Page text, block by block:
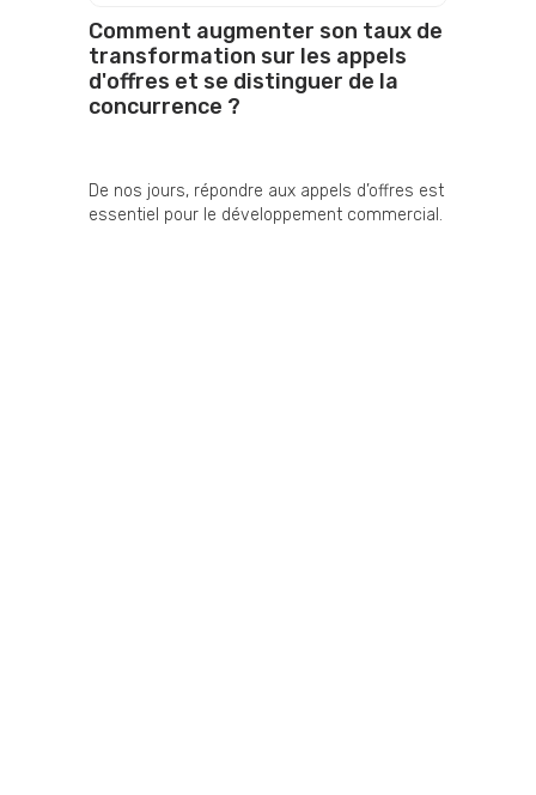
Comment augmenter son taux de
transformation sur les appels
d'offres et se distinguer de la
concurrence ?
De nos jours, répondre aux appels d’offres est
essentiel pour le développement commercial.